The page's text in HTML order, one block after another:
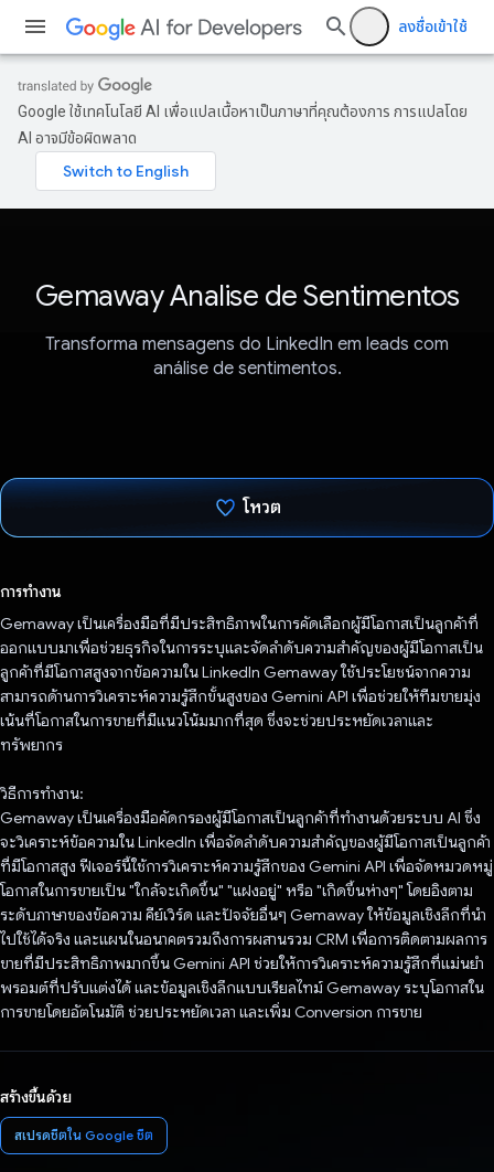
ลงชื่อเข้าใช้
Google ใช้เทคโนโลยี AI เพื่อแปลเนื้อหาเป็นภาษาที่คุณต้องการ การแปลโดย
AI อาจมีข้อผิดพลาด
Gemaway Analise de Sentimentos
Transforma mensagens do LinkedIn em leads com
análise de sentimentos.
โหวต
การทำงาน
Gemaway เป็นเครื่องมือที่มีประสิทธิภาพในการคัดเลือกผู้มีโอกาสเป็นลูกค้าที่
ออกแบบมาเพื่อช่วยธุรกิจในการระบุและจัดลําดับความสําคัญของผู้มีโอกาสเป็น
ลูกค้าที่มีโอกาสสูงจากข้อความใน LinkedIn Gemaway ใช้ประโยชน์จากความ
สามารถด้านการวิเคราะห์ความรู้สึกขั้นสูงของ Gemini API เพื่อช่วยให้ทีมขายมุ่ง
เน้นที่โอกาสในการขายที่มีแนวโน้มมากที่สุด ซึ่งจะช่วยประหยัดเวลาและ
ทรัพยากร
วิธีการทํางาน:
Gemaway เป็นเครื่องมือคัดกรองผู้มีโอกาสเป็นลูกค้าที่ทำงานด้วยระบบ AI ซึ่ง
จะวิเคราะห์ข้อความใน LinkedIn เพื่อจัดลําดับความสําคัญของผู้มีโอกาสเป็นลูกค้า
ที่มีโอกาสสูง ฟีเจอร์นี้ใช้การวิเคราะห์ความรู้สึกของ Gemini API เพื่อจัดหมวดหมู่
โอกาสในการขายเป็น "ใกล้จะเกิดขึ้น" "แฝงอยู่" หรือ "เกิดขึ้นห่างๆ" โดยอิงตาม
ระดับภาษาของข้อความ คีย์เวิร์ด และปัจจัยอื่นๆ Gemaway ให้ข้อมูลเชิงลึกที่นํา
ไปใช้ได้จริง และแผนในอนาคตรวมถึงการผสานรวม CRM เพื่อการติดตามผลการ
ขายที่มีประสิทธิภาพมากขึ้น Gemini API ช่วยให้การวิเคราะห์ความรู้สึกที่แม่นยำ
พรอมต์ที่ปรับแต่งได้ และข้อมูลเชิงลึกแบบเรียลไทม์ Gemaway ระบุโอกาสใน
การขายโดยอัตโนมัติ ช่วยประหยัดเวลา และเพิ่ม Conversion การขาย
สร้างขึ้นด้วย
สเปรดชีตใน Google ชีต